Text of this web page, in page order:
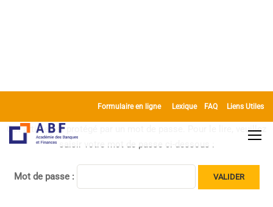
Formulaire en ligne Lexique FAQ Liens Utiles
Cet article est protégé par un mot de passe. Pour le lire, veuillez
saisir votre mot de passe ci-dessous :
Mot de passe :